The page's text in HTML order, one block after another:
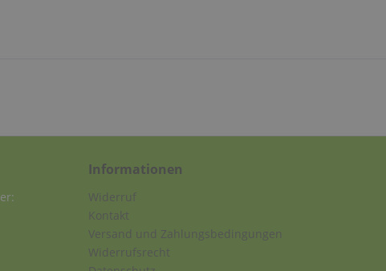
Informationen
Widerruf
Kontakt
Versand und Zahlungsbedingungen
Widerrufsrecht